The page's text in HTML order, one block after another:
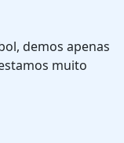
demos apenas
muito